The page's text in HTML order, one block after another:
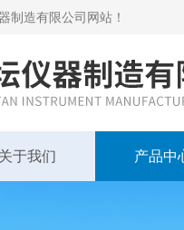
制造有限公司网站！
关于我们 产品中